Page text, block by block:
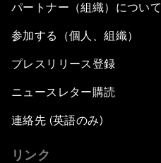
パートナー（組織）について
参加する（個人、組織）
プレスリリース登録
ニュースレター購読
連絡先 (英語のみ)
リンク